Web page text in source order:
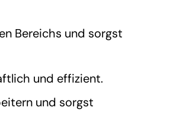
Bereichs und sorgst
und effizient.
und sorgst